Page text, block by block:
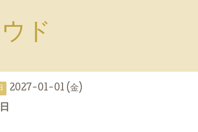
ド
2027-01-01 (金)